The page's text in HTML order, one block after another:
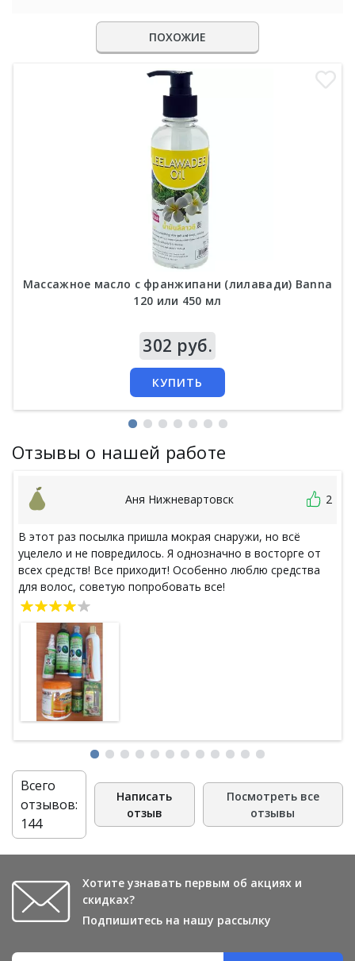
ПОХОЖИЕ
Массажное масло с франжипани (лилавади) Banna
120 или 450 мл
302 руб.
КУПИТЬ
Отзывы о нашей работе
Аня Нижневартовск 2
В этот раз посылка пришла мокрая снаружи, но всё
уцелело и не повредилось. Я однозначно в восторге от
всех средств! Все приходит! Особенно люблю средства
для волос, советую попробовать все!
Всего
отзывов:
144
Написать
отзыв
Посмотреть все
отзывы
Хотите узнавать первым об акциях и
скидках?
Подпишитесь на нашу рассылку